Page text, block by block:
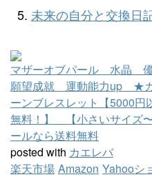
未来の自分と交換日
マザーオブパール 水晶
願望成就 運動能力up ★カ
ーンブレスレット【5000円
無料！】 【小さいサイズ
ールなら送料無料
posted with カエレバ
楽天市場 Amazon Yahooシ